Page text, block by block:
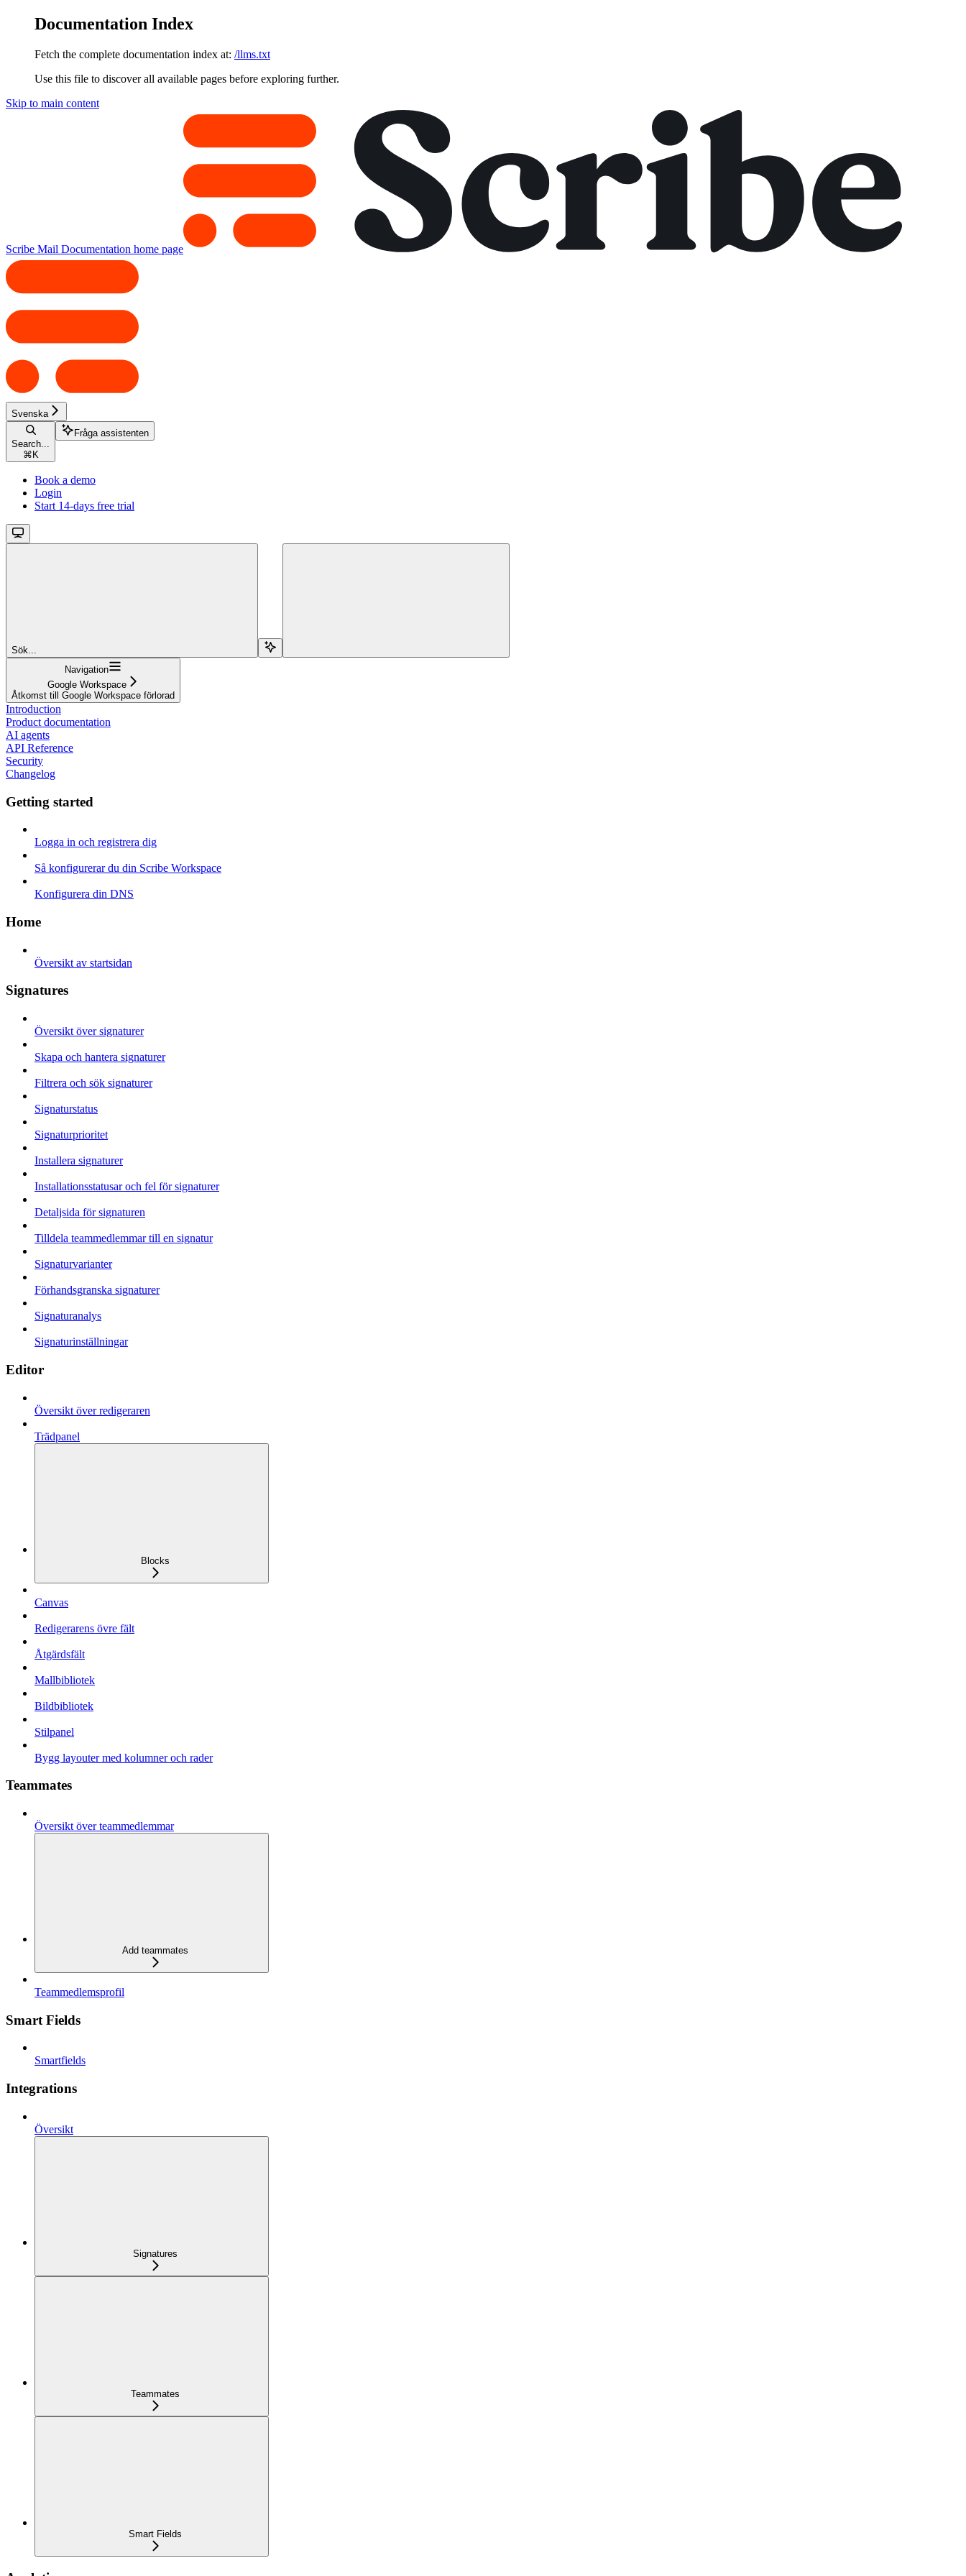
Documentation Index
Fetch the complete documentation index at: /llms.txt
Use this file to discover all available pages before exploring further.
Skip to main content
Scribe Mail Documentation home page
Svenska
Search...
⌘ K
Fråga assistenten
Book a demo
Login
Start 14-days free trial
Sök...
Navigation
Google Workspace
Åtkomst till Google Workspace förlorad
Introduction
Product documentation
AI agents
API Reference
Security
Changelog
Getting started
Logga in och registrera dig
Så konfigurerar du din Scribe Workspace
Konfigurera din DNS
Home
Översikt av startsidan
Signatures
Översikt över signaturer
Skapa och hantera signaturer
Filtrera och sök signaturer
Signaturstatus
Signaturprioritet
Installera signaturer
Installationsstatusar och fel för signaturer
Detaljsida för signaturen
Tilldela teammedlemmar till en signatur
Signaturvarianter
Förhandsgranska signaturer
Signaturanalys
Signaturinställningar
Editor
Översikt över redigeraren
Trädpanel
Blocks
Canvas
Redigerarens övre fält
Åtgärdsfält
Mallbibliotek
Bildbibliotek
Stilpanel
Bygg layouter med kolumner och rader
Teammates
Översikt över teammedlemmar
Add teammates
Teammedlemsprofil
Smart Fields
Smartfields
Integrations
Översikt
Signatures
Teammates
Smart Fields